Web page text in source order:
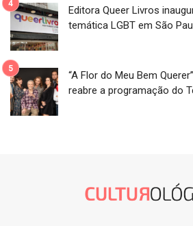
Editora Queer Livros
temática LGBT em São
“A Flor do Meu Bem
reabre a programação do